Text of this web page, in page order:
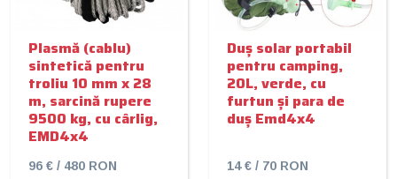
Plasmă (cablu)
sintetică pentru
troliu 10 mm x 28
m, sarcină rupere
9500 kg, cu cârlig,
EMD4x4
96 € / 480 RON
Duș solar portabil
pentru camping,
20L, verde, cu
furtun și para de
duș Emd4x4
14 € / 70 RON